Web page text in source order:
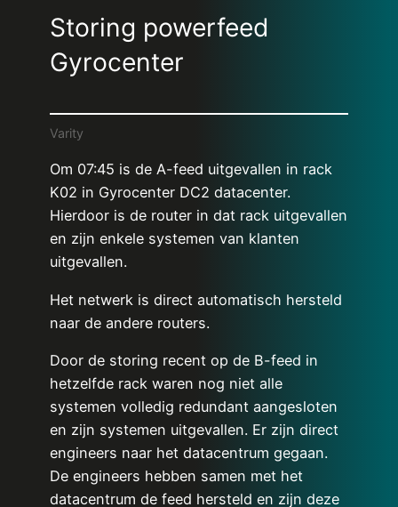
Storing powerfeed
Gyrocenter
Varity
Om 07:45 is de A-feed uitgevallen in rack
K02 in Gyrocenter DC2 datacenter.
Hierdoor is de router in dat rack uitgevallen
en zijn enkele systemen van klanten
uitgevallen.
Het netwerk is direct automatisch hersteld
naar de andere routers.
Door de storing recent op de B-feed in
hetzelfde rack waren nog niet alle
systemen volledig redundant aangesloten
en zijn systemen uitgevallen. Er zijn direct
engineers naar het datacentrum gegaan.
De engineers hebben samen met het
datacentrum de feed hersteld en zijn deze